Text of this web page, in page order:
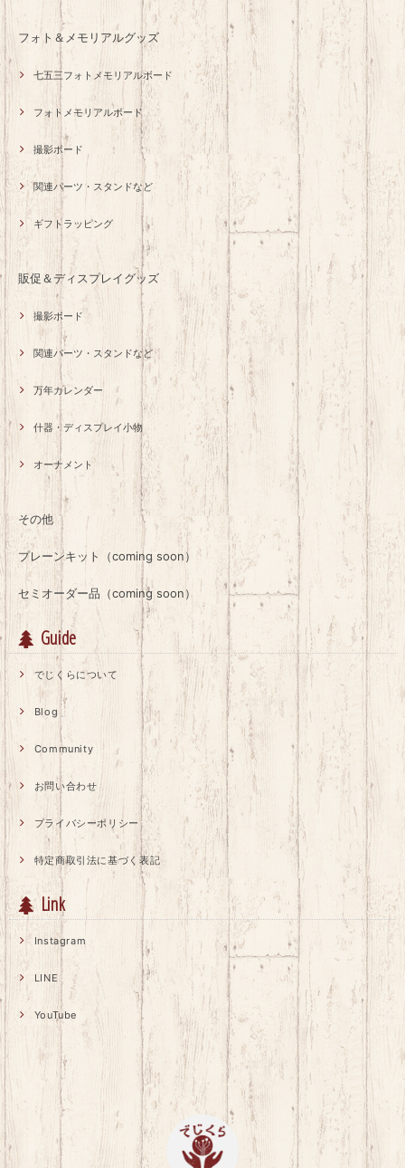
フォト＆メモリアルグッズ
七五三フォトメモリアルボード
フォトメモリアルボード
撮影ボード
関連パーツ・スタンドなど
ギフトラッピング
販促＆ディスプレイグッズ
撮影ボード
関連パーツ・スタンドなど
万年カレンダー
什器・ディスプレイ小物
オーナメント
その他
プレーンキット（coming soon）
セミオーダー品（coming soon）
Guide
でじくらについて
Blog
Community
お問い合わせ
プライバシーポリシー
特定商取引法に基づく表記
Link
Instagram
LINE
YouTube